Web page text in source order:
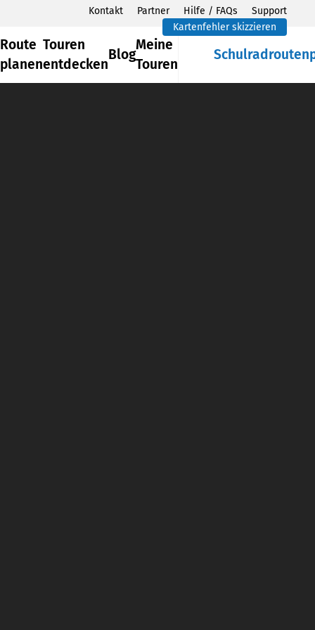
Kontakt Partner Hilfe / FAQs
Support
Kartenfehler skizzieren
Route
planen
Touren
entdecken
Blog
Meine
Touren